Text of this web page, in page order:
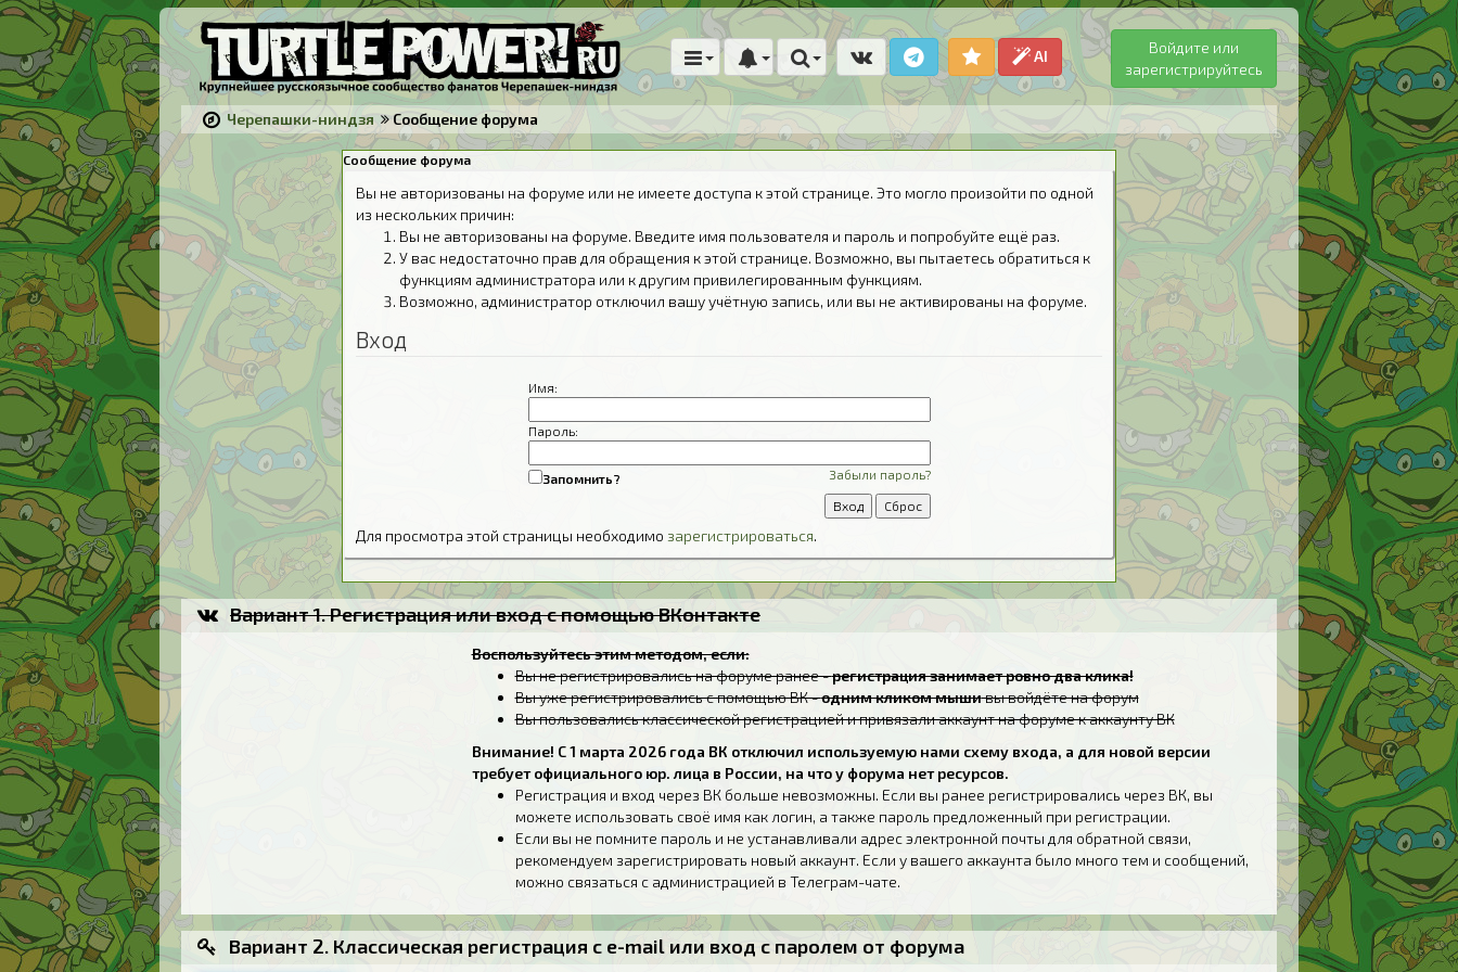
AI
Войдите или
зарегистрируйтесь
Черепашки-ниндзя Сообщение форума
Сообщение форума
Вы не авторизованы на форуме или не имеете доступа к этой странице. Это могло произойти по одной
из нескольких причин:
Вы не авторизованы на форуме. Введите имя пользователя и пароль и попробуйте ещё раз.
У вас недостаточно прав для обращения к этой странице. Возможно, вы пытаетесь обратиться к
функциям администратора или к другим привилегированным функциям.
Возможно, администратор отключил вашу учётную запись, или вы не активированы на форуме.
Вход
Имя:
Пароль:
Забыли пароль?
Запомнить?
Для просмотра этой страницы необходимо зарегистрироваться.
Вариант 1. Регистрация или вход с помощью ВКонтакте
Воспользуйтесь этим методом, если:
Вы не регистрировались на форуме ранее -регистрация занимает ровно два клика!
Вы уже регистрировались с помощью ВК -одним кликом мышивы войдёте на форум
Вы пользовались классической регистрацией и привязали аккаунт на форуме к аккаунту ВК
Внимание! С 1 марта 2026 года ВК отключил используемую нами схему входа, а для новой версии
требует официального юр. лица в России, на что у форума нет ресурсов.
Регистрация и вход через ВК больше невозможны. Если вы ранее регистрировались через ВК, вы
можете использовать своё имя как логин, а также пароль предложенный при регистрации.
Если вы не помните пароль и не устанавливали адрес электронной почты для обратной связи,
рекомендуем зарегистрировать новый аккаунт. Если у вашего аккаунта было много тем и сообщений,
можно связаться с администрацией в Телеграм-чате.
Вариант 2. Классическая регистрация с e-mail или вход с паролем от форума